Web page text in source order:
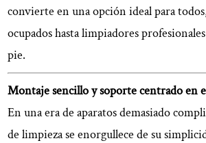
convierte en una opción ideal para
ocupados hasta limpiadores
pie.
Montaje sencillo y soporte centrado en
En una era de aparatos demasiado
de limpieza se enorgullece de su